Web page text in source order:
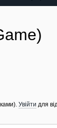
Увійти для